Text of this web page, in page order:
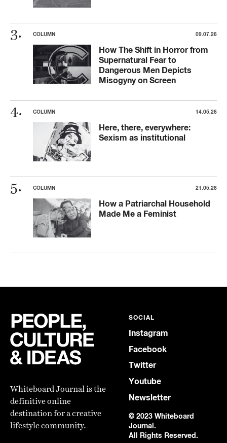
COLUMN 09.07.26
How The Shift in Horror from
Supernatural Fear to
Dangerous Men Depicts
Misogyny on Screen
COLUMN 14.05.26
Here, there, everywhere:
Sexism as institutional
COLUMN 21.05.26
How a Patriarchal Household
Made Me a Feminist
Whiteboard Journal is the
definitive online
destination for a creative
lifestyle community.
SOCIAL
Instagram
Facebook
Twitter
Youtube
Newsletter
© 2023 Whiteboard
Journal.
All Rights Reserved.